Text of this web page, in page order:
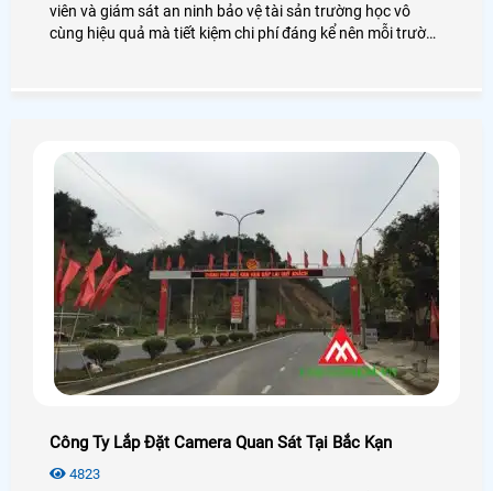
viên và giám sát an ninh bảo vệ tài sản trường học vô
cùng hiệu quả mà tiết kiệm chi phí đáng kể nên mỗi trường
Công Ty Lắp Đặt Camera Quan Sát Tại Bắc Kạn
4823